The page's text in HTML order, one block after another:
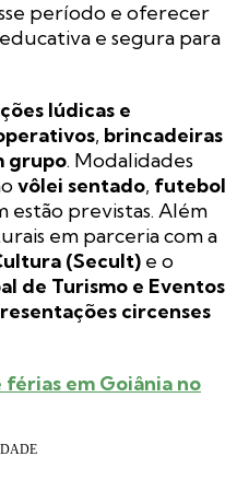
período e oferecer
e segura para
lúdicas e
, brincadeiras
grupo. Modalidades
vôlei sentado, futebol
estão previstas. Além
em parceria com a
(Secult) e o
de Turismo e Eventos
circenses
em Goiânia no